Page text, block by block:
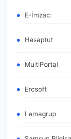
E-İmzacı
Hesaptut
MultiPortal
Ercsoft
Lemagrup